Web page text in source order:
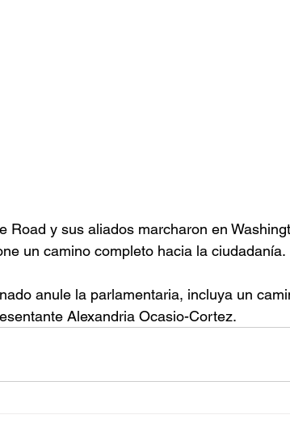
Road y sus aliados marcharon en
un camino completo hacia la ciudadanía.
anule la parlamentaria, incluya un
Alexandria Ocasio-Cortez.